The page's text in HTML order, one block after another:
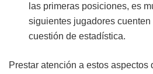
las primeras posiciones, es
siguientes jugadores
cuestión de estadística.
Prestar atención a estos aspectos